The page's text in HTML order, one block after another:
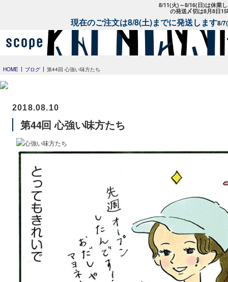
8/11(火)～8/16(日)は休業
の発送〆切は8月8日
現在のご注文は8/8(土)までに発送します8/
HOME ブログ 第44回 心強い味方たち
2018.08.10
第44回 心強い味方たち